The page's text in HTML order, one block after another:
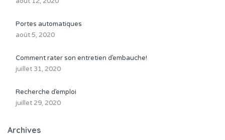
Portes automatiques
août 5, 2020
Comment rater son entretien d’embauche!
juillet 31, 2020
Recherche d’emploi
juillet 29, 2020
Archives